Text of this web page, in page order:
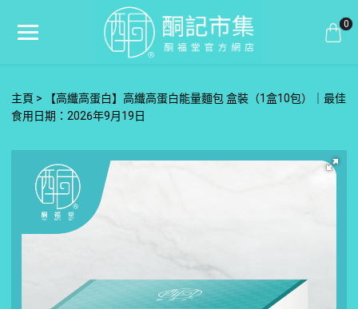
0
主頁
【高纖高蛋白】高纖高蛋白能量麵包 盒裝（1盒10包）｜最佳
食用日期：2026年9月19日